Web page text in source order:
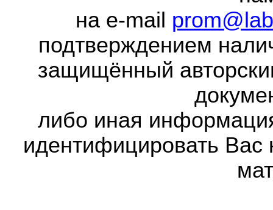
на e-mail
подтверждением
защищённый
либо иная
идентифицировать Вас